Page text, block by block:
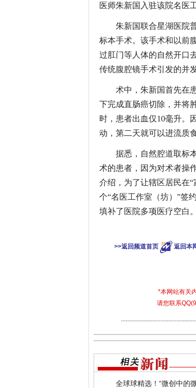
医师朱新国入驻该院名医
朱新国联合星湖医院
标本手术。该手术和以前
过肛门等人体的自然开口
传统腹腔镜手术引发的并
术中，朱新国首先在
下完成直肠癌切除，并将
时，患者出血仅10毫升。
动，第二天就可以进流质
据悉，自然腔道取标
术的患者，因为对术者操
介绍，为了让辖区居民在
个“名医工作室（坊）”签
填补了医院多项医疗空白。
>>返回频道首页 返回本
*本网站有关
请您联系
全球球精选！“微创中的